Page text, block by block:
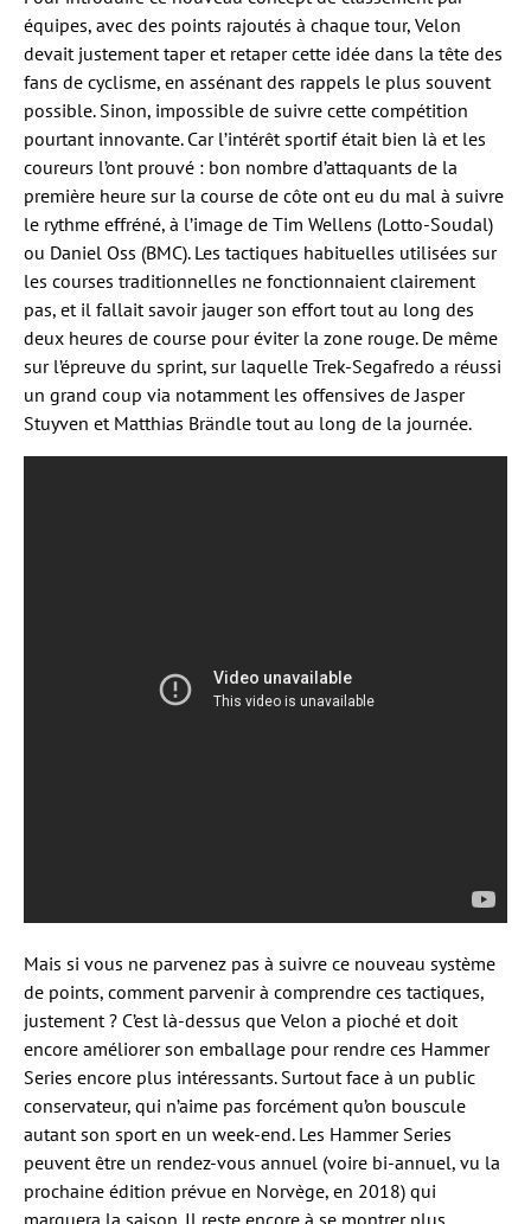
équipes, avec des points rajoutés à chaque tour, Velon
devait justement taper et retaper cette idée dans la tête des
fans de cyclisme, en assénant des rappels le plus souvent
possible. Sinon, impossible de suivre cette compétition
pourtant innovante. Car l’intérêt sportif était bien là et les
coureurs l’ont prouvé : bon nombre d’attaquants de la
première heure sur la course de côte ont eu du mal à suivre
le rythme effréné, à l’image de Tim Wellens (Lotto-Soudal)
ou Daniel Oss (BMC). Les tactiques habituelles utilisées sur
les courses traditionnelles ne fonctionnaient clairement
pas, et il fallait savoir jauger son effort tout au long des
deux heures de course pour éviter la zone rouge. De même
sur l’épreuve du sprint, sur laquelle Trek-Segafredo a réussi
un grand coup via notamment les offensives de Jasper
Stuyven et Matthias Brändle tout au long de la journée.
Mais si vous ne parvenez pas à suivre ce nouveau système
de points, comment parvenir à comprendre ces tactiques,
justement ? C’est là-dessus que Velon a pioché et doit
encore améliorer son emballage pour rendre ces Hammer
Series encore plus intéressants. Surtout face à un public
conservateur, qui n’aime pas forcément qu’on bouscule
autant son sport en un week-end. Les Hammer Series
peuvent être un rendez-vous annuel (voire bi-annuel, vu la
prochaine édition prévue en Norvège, en 2018) qui
marquera la saison. Il reste encore à se montrer plus